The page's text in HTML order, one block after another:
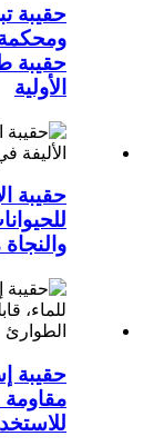
حقيبة
حقيبة
الأولية
حقيبة
حقيبة
مقاومة